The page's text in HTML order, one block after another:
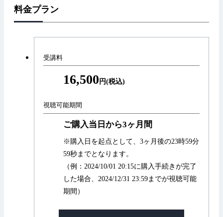
料金プラン
受講料
16,500 円(税込)
視聴可能期間
ご購入当日から3ヶ月間
※購入日を起点として、3ヶ月後の23時59分
59秒までとなります。
（例：2024/10/01 20:15に購入手続きが完了
した場合、2024/12/31 23:59までが視聴可能
期間）